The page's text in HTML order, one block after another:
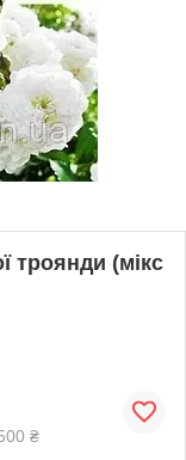
троянди (мікс
₴